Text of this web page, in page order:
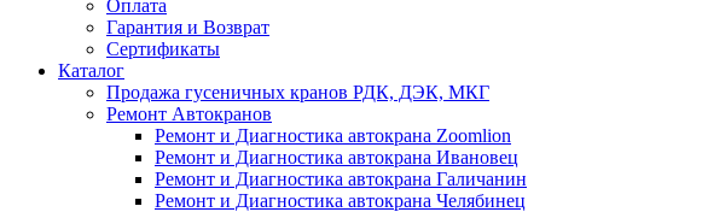
Оплата
Гарантия и Возврат
Сертификаты
Каталог
Продажа гусеничных кранов РДК, ДЭК, МКГ
Ремонт Автокранов
Ремонт и Диагностика автокрана Zoomlion
Ремонт и Диагностика автокрана Ивановец
Ремонт и Диагностика автокрана Галичанин
Ремонт и Диагностика автокрана Челябинец